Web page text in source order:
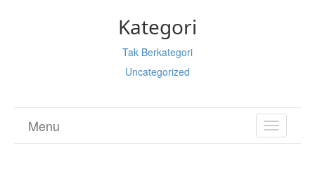
Kategori
Tak Berkategori
Uncategorized
TOGGLE
Menu